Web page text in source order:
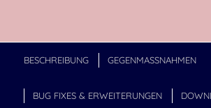
BESCHREIBUNG GEGENMASSNAHMEN
BUG FIXES & ERWEITERUNGEN